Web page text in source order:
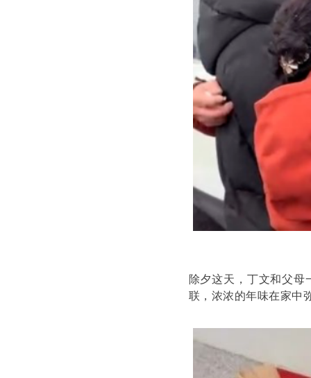
除夕这天，丁文和父
联，浓浓的年味在家中